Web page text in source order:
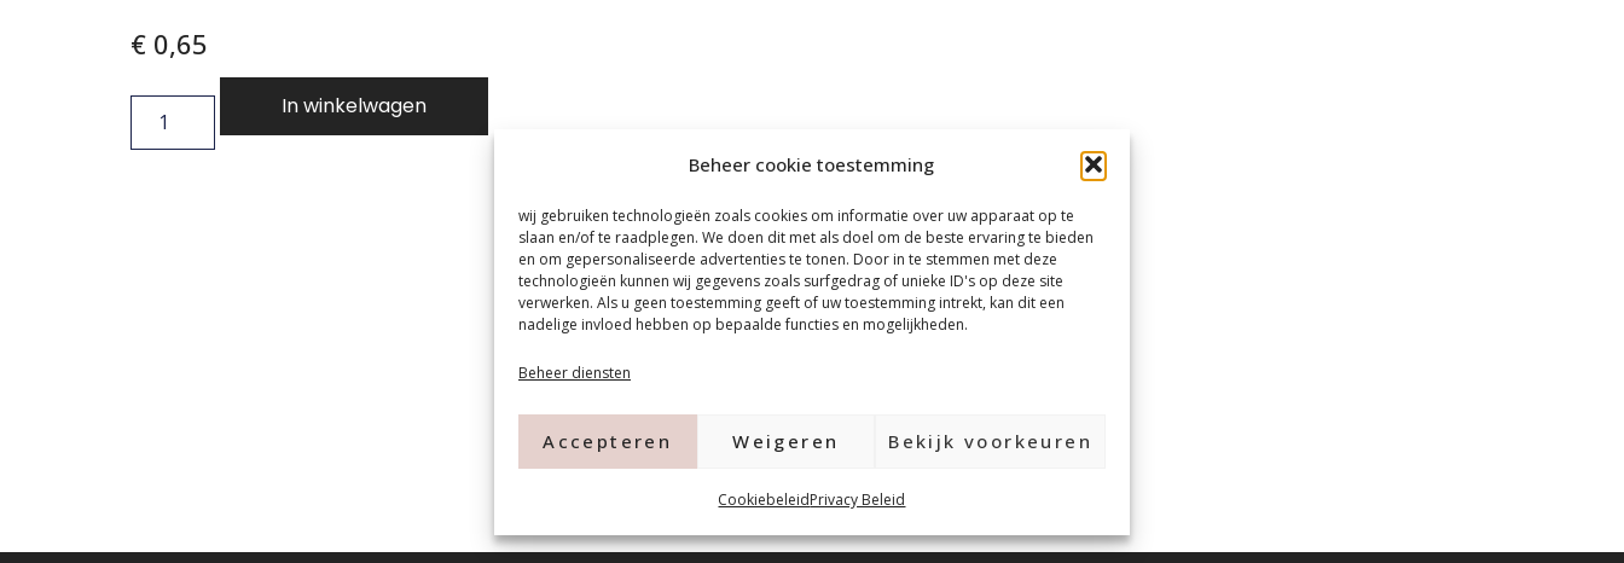
Beheer cookie toestemming
wij gebruiken technologieën zoals cookies om informatie over uw apparaat op te
slaan en/of te raadplegen. We doen dit met als doel om de beste ervaring te bieden
en om gepersonaliseerde advertenties te tonen. Door in te stemmen met deze
technologieën kunnen wij gegevens zoals surfgedrag of unieke ID's op deze site
verwerken. Als u geen toestemming geeft of uw toestemming intrekt, kan dit een
nadelige invloed hebben op bepaalde functies en mogelijkheden.
Beheer diensten
Accepteren Weigeren Bekijk voorkeuren
CookiebeleidPrivacy Beleid
€0,65
In winkelwagen